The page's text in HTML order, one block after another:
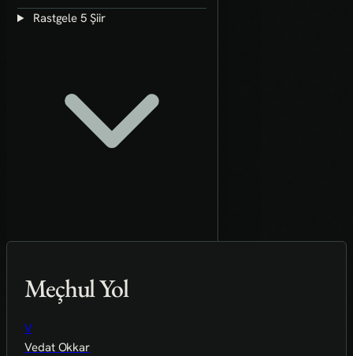
Rastgele 5 Şiir
Meçhul Yol
V
Vedat Okkar